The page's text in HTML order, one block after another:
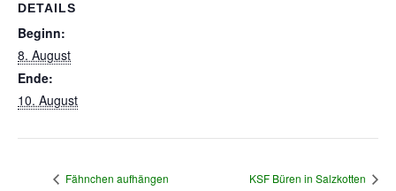
DETAILS
Beginn:
8. August
Ende:
10. August
Fähnchen aufhängen KSF Büren in Salzkotten